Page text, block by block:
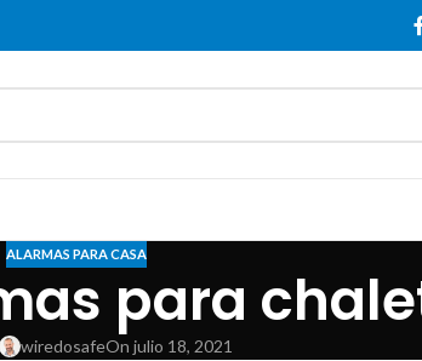
ALARMAS PARA CASA
para
wiredosafeOn julio 18, 2021